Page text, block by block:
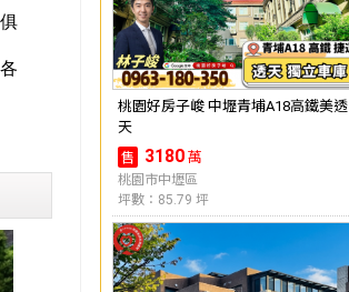
桃園好房子峻 中壢青埔A18高鐵美透
天
售 3180 萬
桃園市中壢區
坪數：85.79 坪